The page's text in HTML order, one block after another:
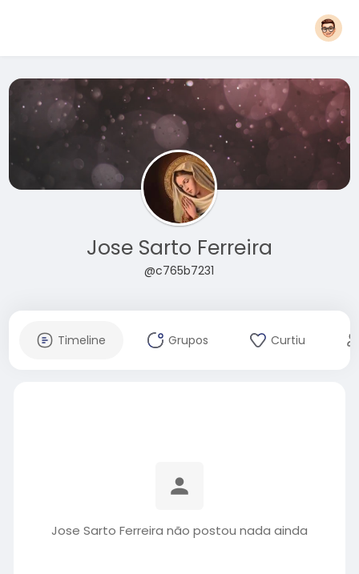
Jose Sarto Ferreira
@c765b7231
Timeline Grupos Curtiu
Jose Sarto Ferreira não postou nada ainda